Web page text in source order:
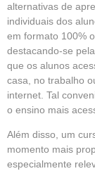
alternativas de
individuais dos
em formato 100%
destacando-se
que os alunos
casa, no trabalho
internet. Tal
o ensino mais
Além disso, um
momento mais
especialmente